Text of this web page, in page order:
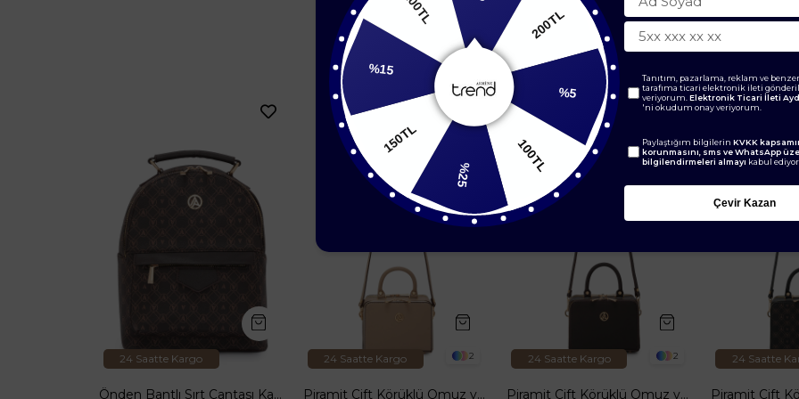
BENZER ÜRÜNLER
24 Saatte Kargo
Önden Bantlı Sırt Çantası Kahverengi ARM 165
2
24 Saatte Kargo
Piramit Çift Körüklü Omuz ve El Çantası Bej ARM168
2
24 Saatte Kargo
Piramit Çift Körüklü Omuz ve El Çantası Kahverengi ARM168
24 Saatte
200TL
100TL
150TL
200TL
Tanıtım, pazarlama, reklam ve
tarafıma ticari elektronik ileti
veriyorum. Elektronik Ticari İleti
'ni okudum onay veriyorum.
Paylaştığım bilgilerin KVKK
korunmasını, sms ve WhatsApp
bilgilendirmeleri almayı kabul
Çevir Kazan